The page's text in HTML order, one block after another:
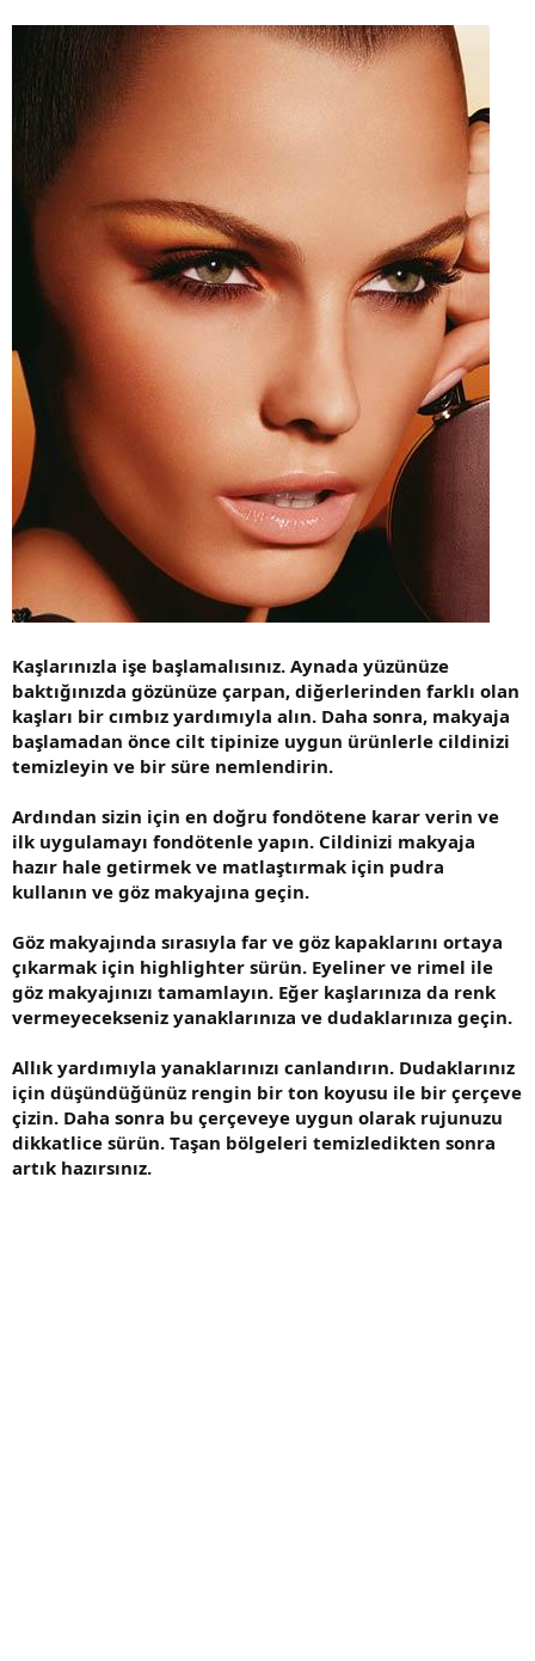
Kaşlarınızla işe başlamalısınız. Aynada yüzünüze
baktığınızda gözünüze çarpan, diğerlerinden farklı olan
kaşları bir cımbız yardımıyla alın. Daha sonra, makyaja
başlamadan önce cilt tipinize uygun ürünlerle cildinizi
temizleyin ve bir süre nemlendirin.
Ardından sizin için en doğru fondötene karar verin ve
ilk uygulamayı fondötenle yapın. Cildinizi makyaja
hazır hale getirmek ve matlaştırmak için pudra
kullanın ve göz makyajına geçin.
Göz makyajında sırasıyla far ve göz kapaklarını ortaya
çıkarmak için highlighter sürün. Eyeliner ve rimel ile
göz makyajınızı tamamlayın. Eğer kaşlarınıza da renk
vermeyecekseniz yanaklarınıza ve dudaklarınıza geçin.
Allık yardımıyla yanaklarınızı canlandırın. Dudaklarınız
için düşündüğünüz rengin bir ton koyusu ile bir çerçeve
çizin. Daha sonra bu çerçeveye uygun olarak rujunuzu
dikkatlice sürün. Taşan bölgeleri temizledikten sonra
artık hazırsınız.